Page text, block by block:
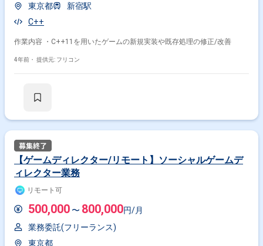
東京都
新宿駅
C++
作業内容 ・C++11を用いたゲームの新規実装や既存処理の修正/改善
4年前・ 提供元: フリコン
【ゲームディレクター/リモート】ソーシャルゲームデ
ィレクター業務
リモート可
500,000 〜 800,000円/月
業務委託(フリーランス)
東京都